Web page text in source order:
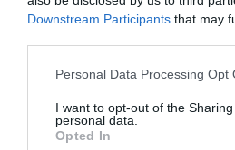
Downstream Participants that may
Personal Data Processing Opt
I want to opt-out of the
personal data.
Opted In
banco tiene la culpa
Eulogio López 08/08/26
INTERNACIONAL
La bomba de
Occidente, la de
católica del Japón
Eulogio López